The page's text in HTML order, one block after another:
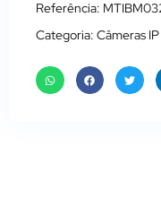
Referência:
Categoria: Câmeras IP